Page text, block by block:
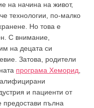
на начина на живот,
технологии, по-малко
Но това е
С внимание,
на децата си
Затова, родители
програма Хеморид,
и пациенти от
предостави пълна